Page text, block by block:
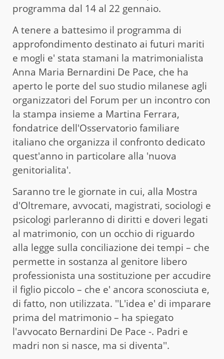
programma dal 14 al 22 gennaio.
A tenere a battesimo il programma di
approfondimento destinato ai futuri mariti
e mogli e' stata stamani la matrimonialista
Anna Maria Bernardini De Pace, che ha
aperto le porte del suo studio milanese agli
organizzatori del Forum per un incontro con
la stampa insieme a Martina Ferrara,
fondatrice dell'Osservatorio familiare
italiano che organizza il confronto dedicato
quest'anno in particolare alla 'nuova
genitorialita'.
Saranno tre le giornate in cui, alla Mostra
d'Oltremare, avvocati, magistrati, sociologi e
psicologi parleranno di diritti e doveri legati
al matrimonio, con un occhio di riguardo
alla legge sulla conciliazione dei tempi – che
permette in sostanza al genitore libero
professionista una sostituzione per accudire
il figlio piccolo – che e' ancora sconosciuta e,
di fatto, non utilizzata. ''L'idea e' di imparare
prima del matrimonio – ha spiegato
l'avvocato Bernardini De Pace -. Padri e
madri non si nasce, ma si diventa''.